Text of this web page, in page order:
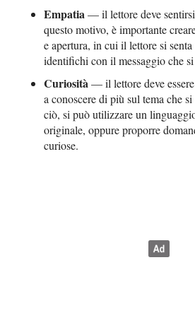
Empatia— il lettore deve
questo motivo, è importante
e apertura, in cui il lettore si
identifichi con il messaggio che
Curiosità— il lettore deve
a conoscere di più sul tema che
ciò, si può utilizzare un
originale, oppure proporre
curiose.